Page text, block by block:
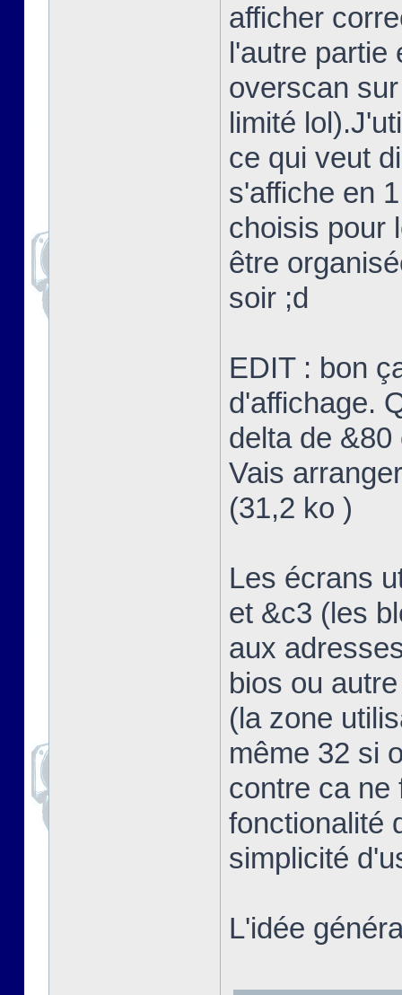
afficher
l'autre partie
overscan
limité
ce qui veut
s'affiche en
choisis pour
être
soir ;d
EDIT : bon
d'affichage.
delta de
Vais
(31,2 ko )
Les écrans
et &c3 (les
aux
bios ou
(la zone
même 32 si
contre ca ne
fonctionalité
simplicité
L'idée